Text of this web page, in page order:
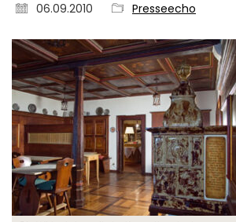
06.09.2010 Presseecho